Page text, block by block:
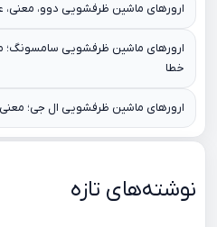
ارورهای ماشین ظرفشویی دوو،
ارورهای ماشین ظرفشویی
خطا
ارورهای ماشین ظرفشویی ال جی؛
نوشته‌های تازه